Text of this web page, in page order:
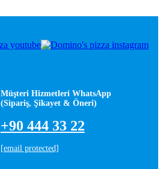
Müşteri Hizmetleri WhatsApp
(Sipariş, Şikayet & Öneri)
+90 444 33 22
[email protected]